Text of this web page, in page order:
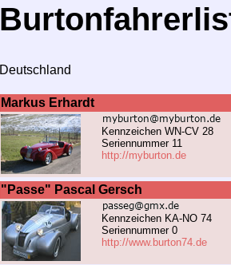
Deutschland
Markus Erhardt
Kennzeichen WN-CV 28
Seriennummer 11
http://myburton.de
"Passe" Pascal Gersch
Kennzeichen KA-NO 74
Seriennummer 0
http://www.burton74.de